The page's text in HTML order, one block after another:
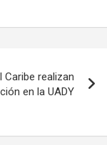
Caribe realizan
en la UADY